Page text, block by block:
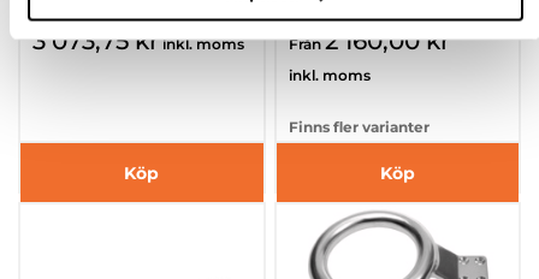
3 073,75 kr inkl. moms
Köp
Från 2 160,00 kr
inkl. moms
Finns fler varianter
Köp